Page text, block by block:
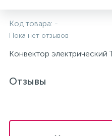
Код товара: -
Пока нет отзывов
Конвектор
Отзывы